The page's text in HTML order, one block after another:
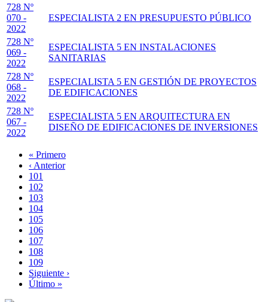
728 Nº
070 -
2022
ESPECIALISTA 2 EN PRESUPUESTO PÚBLICO
728 Nº
069 -
2022
ESPECIALISTA 5 EN INSTALACIONES
SANITARIAS
728 Nº
068 -
2022
ESPECIALISTA 5 EN GESTIÓN DE PROYECTOS
DE EDIFICACIONES
728 Nº
067 -
2022
ESPECIALISTA 5 EN ARQUITECTURA EN
DISEÑO DE EDIFICACIONES DE INVERSIONES
Paginación
Primera
página
« Primero
Página
anterior
‹ Anterior
Page
101
Page
102
Page
103
Page
104
Página
actual
105
Page
106
Page
107
Page
108
Page
109
Siguiente
página
Siguiente ›
Última
Último »